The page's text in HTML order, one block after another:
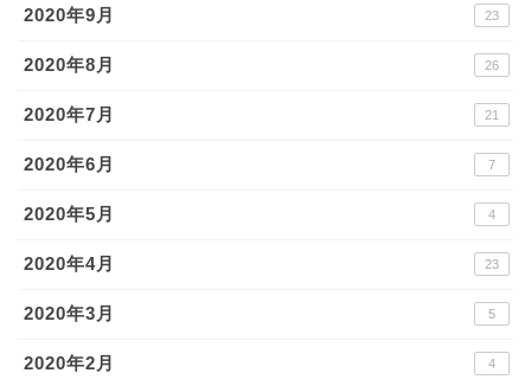
2020年9月 23
2020年8月 26
2020年7月 21
2020年6月 7
2020年5月 4
2020年4月 23
2020年3月 5
2020年2月 4